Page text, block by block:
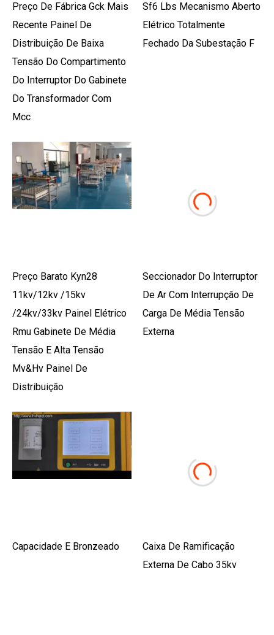
Preço De Fábrica Gck Mais
Recente Painel De
Distribuição De Baixa
Tensão Do Compartimento
Do Interruptor Do Gabinete
Do Transformador Com
Mcc
Sf6 Lbs Mecanismo Aberto
Elétrico Totalmente
Fechado Da Subestação F
Preço Barato Kyn28
11kv/12kv /15kv
/24kv/33kv Painel Elétrico
Rmu Gabinete De Média
Tensão E Alta Tensão
Mv&Hv Painel De
Distribuição
Seccionador Do Interruptor
De Ar Com Interrupção De
Carga De Média Tensão
Externa
Capacidade E Bronzeado
Caixa De Ramificação
Externa De Cabo 35kv